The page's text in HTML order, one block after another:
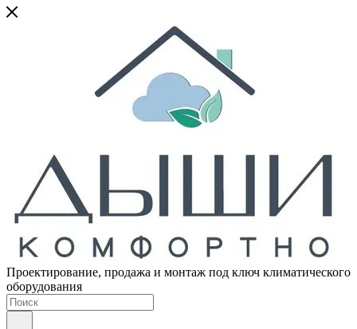
Проектирование, продажа и монтаж под ключ климатического
оборудования